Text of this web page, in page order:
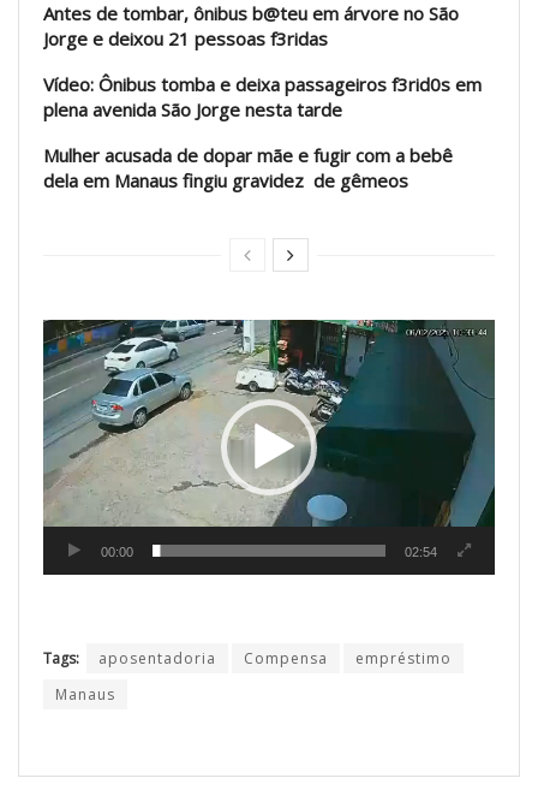
Antes de tombar, ônibus b@teu em árvore no São
Jorge e deixou 21 pessoas f3ridas
Vídeo: Ônibus tomba e deixa passageiros f3rid0s em
plena avenida São Jorge nesta tarde
Mulher acusada de dopar mãe e fugir com a bebê
dela em Manaus fingiu gravidez de gêmeos
Tocador
de
vídeo
00:00 02:54
Tags: aposentadoria Compensa
empréstimo
Manaus